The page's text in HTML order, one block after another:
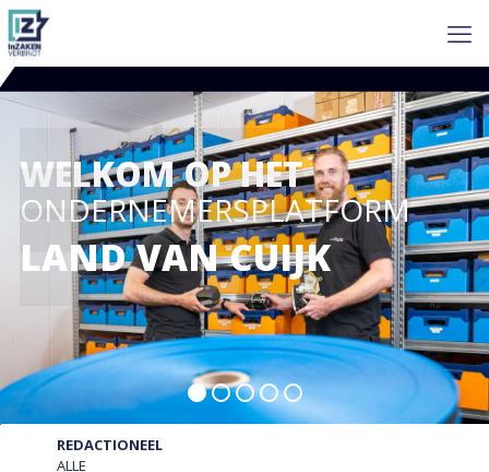
WELKOM OP HET
ONDERNEMERSPLATFORM
LAND VAN CUIJK
REDACTIONEEL
ALLE